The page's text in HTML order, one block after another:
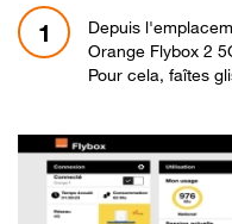
1 Depuis
Orange Flybox 2
Pour cela, faîtes